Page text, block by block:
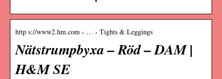
http s://www2.hm.com › … › Tights & Leggings
Nätstrumpbyxa – Röd – DAM |
H&M SE